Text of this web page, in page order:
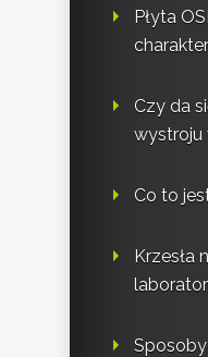
Płyta
Czy da
wystroju
Co to
Krzesła
Sposoby